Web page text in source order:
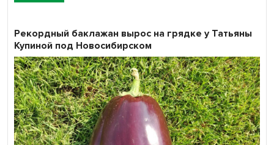
Рекордный баклажан вырос на грядке у Татьяны
Купиной под Новосибирском